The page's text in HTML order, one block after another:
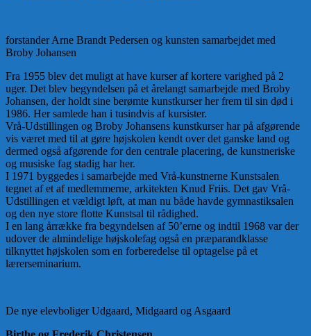
forstander Arne Brandt Pedersen og kunsten samarbejdet med
Broby Johansen
Fra 1955 blev det muligt at have kurser af kortere varighed på 2
uger. Det blev begyndelsen på et årelangt samarbejde med Broby
Johansen, der holdt sine berømte kunstkurser her frem til sin død i
1986. Her samlede han i tusindvis af kursister.
Vrå-Udstillingen og Broby Johansens kunstkurser har på afgørende
vis været med til at gøre højskolen kendt over det ganske land og
dermed også afgørende for den centrale placering, de kunstneriske
og musiske fag stadig har her.
I 1971 byggedes i samarbejde med Vrå-kunstnerne Kunstsalen
tegnet af et af medlemmerne, arkitekten Knud Friis. Det gav Vrå-
Udstillingen et vældigt løft, at man nu både havde gymnastiksalen
og den nye store flotte Kunstsal til rådighed.
I en lang årrække fra begyndelsen af 50’erne og indtil 1968 var der
udover de almindelige højskolefag også en præparandklasse
tilknyttet højskolen som en forberedelse til optagelse på et
lærerseminarium.
De nye elevboliger Udgaard, Midgaard og Asgaard